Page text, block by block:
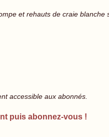
et rehauts de craie blanche
accessible aux abonnés.
puis abonnez-vous !